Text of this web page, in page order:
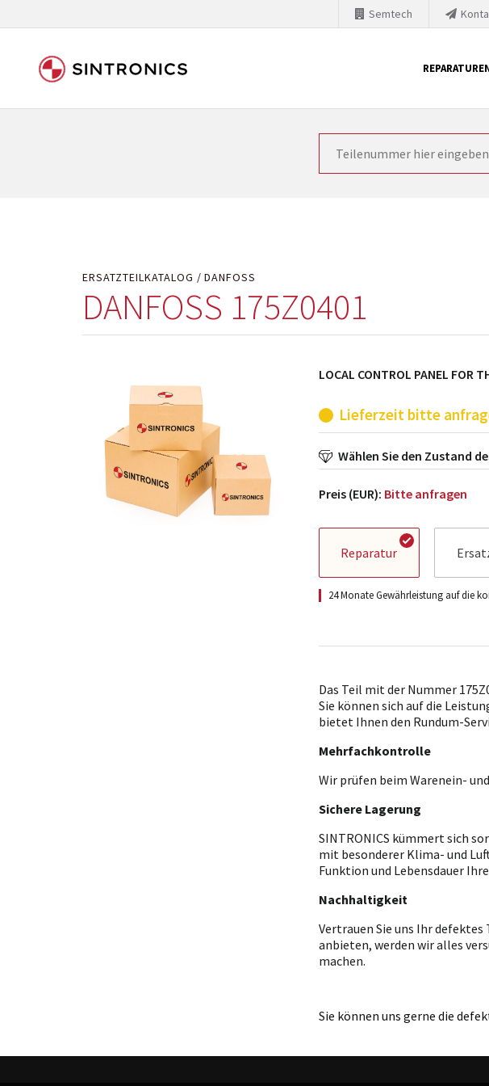
Semtech
Unsere Zusammenarbeit mit Siemens
ERSATZTEILKATALOG DANFOSS
DANFOSS 175Z0401
LOCAL CONTROL PANEL FOR
Lieferzeit bitte
Wählen Sie den Zustand
Preis (EUR): Bitte anfragen
Reparatur
24 Monate Gewährleistung auf die
Das Teil mit der Nummer
Sie können sich auf die
bietet Ihnen den Rundum-
Mehrfachkontrolle
Wir prüfen beim Warenein-
Sichere Lagerung
SINTRONICS kümmert sich
mit besonderer Klima- und
Funktion und Lebensdauer
Nachhaltigkeit
Vertrauen Sie uns Ihr defektes
anbieten, werden wir alles
machen.
Sie können uns gerne die